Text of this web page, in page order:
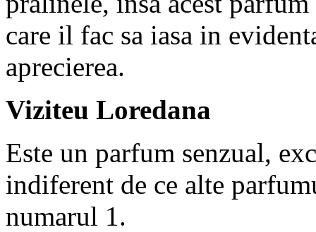
care il fac sa iasa in
aprecierea.
Viziteu Loredana
Este un parfum senzual,
indiferent de ce alte
numarul 1.